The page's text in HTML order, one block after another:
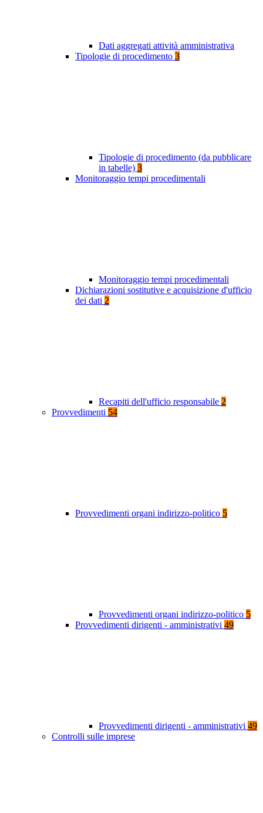
Dati aggregati attività amministrativa
Tipologie di procedimento 3
Tipologie di procedimento (da pubblicare
in tabelle) 3
Monitoraggio tempi procedimentali
Monitoraggio tempi procedimentali
Dichiarazioni sostitutive e acquisizione d'ufficio
dei dati 2
Recapiti dell'ufficio responsabile 2
Provvedimenti 54
Provvedimenti organi indirizzo-politico 5
Provvedimenti organi indirizzo-politico 5
Provvedimenti dirigenti - amministrativi 49
Provvedimenti dirigenti - amministrativi 49
Controlli sulle imprese